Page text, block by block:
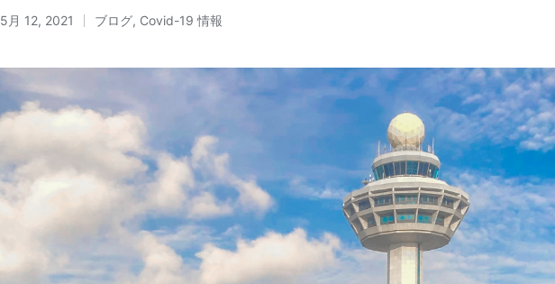
5月 12, 2021
Posted
ブログ, Covid-19 情報